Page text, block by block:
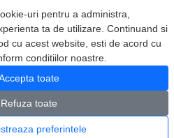
uri pentru a administra,
ta de utilizare. Continuand si
cu acest website, esti de acord cu
conditiilor noastre.
toate
Refuza toate
preferintele